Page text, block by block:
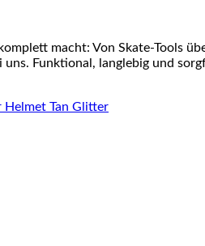
macht: Von Skate-Tools
Funktional, langlebig und